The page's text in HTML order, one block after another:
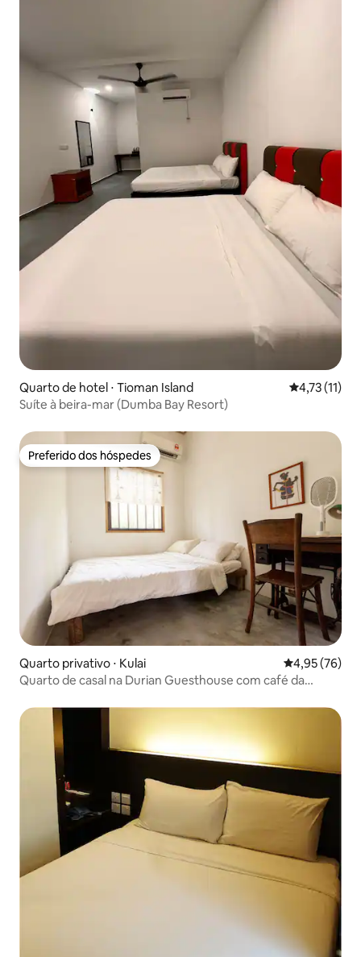
Quarto de hotel ⋅ Tioman Island 4,73 de uma
4,73 (11)
Suíte à beira-mar (Dumba Bay Resort)
Preferido dos hóspedes
Preferido dos hóspedes
Quarto privativo ⋅ Kulai 4,95 de uma
4,95 (76)
Quarto de casal na Durian Guesthouse com café da